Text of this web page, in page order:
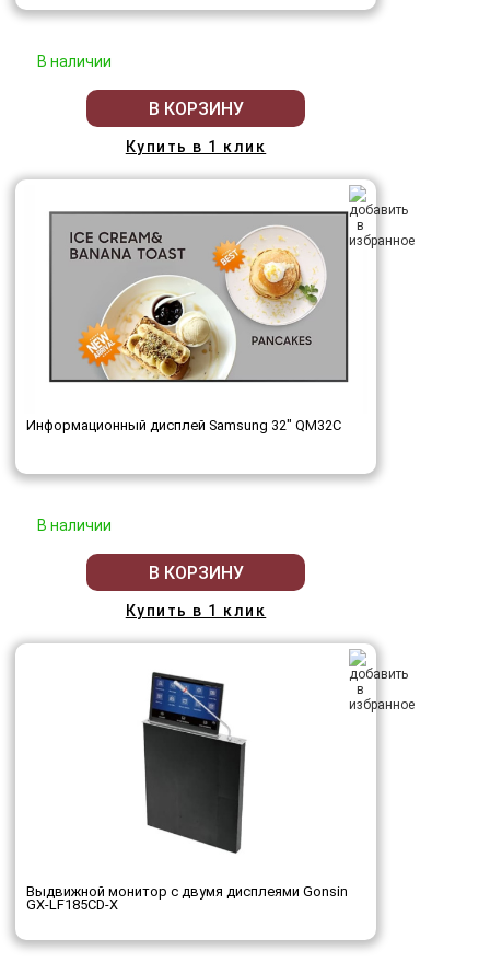
В наличии
В КОРЗИНУ
Купить в 1 клик
Информационный дисплей Samsung 32" QM32C
В наличии
В КОРЗИНУ
Купить в 1 клик
Выдвижной монитор с двумя дисплеями Gonsin
GX-LF185CD-X